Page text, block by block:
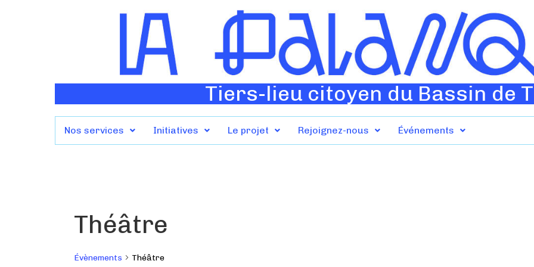
Tiers-lieu citoyen du Bassin de
Nos services Initiatives Le projet Rejoignez-nous Événements
Théâtre
Évènements Théâtre